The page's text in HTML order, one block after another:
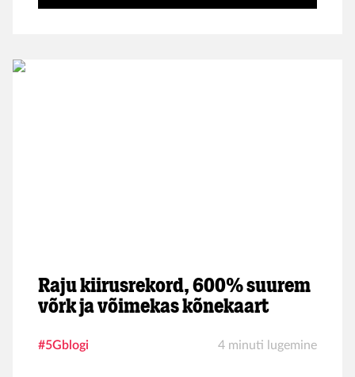
Raju kiirusrekord, 600% suurem
võrk ja võimekas kõnekaart
#5Gblogi 4 minuti lugemine